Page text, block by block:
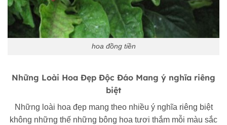
hoa đồng tiền
Những Loài Hoa Đẹp Độc Đáo Mang ý nghĩa riêng
biệt
Những loài hoa đẹp mang theo nhiều ý nghĩa riêng biệt
không những thế những bông hoa tươi thắm mỗi màu sắc